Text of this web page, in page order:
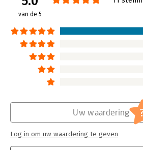
Verschijningsdatum:
Hoofdrubriek:
van de 5
Uw waardering
Log in om uw waardering te geven